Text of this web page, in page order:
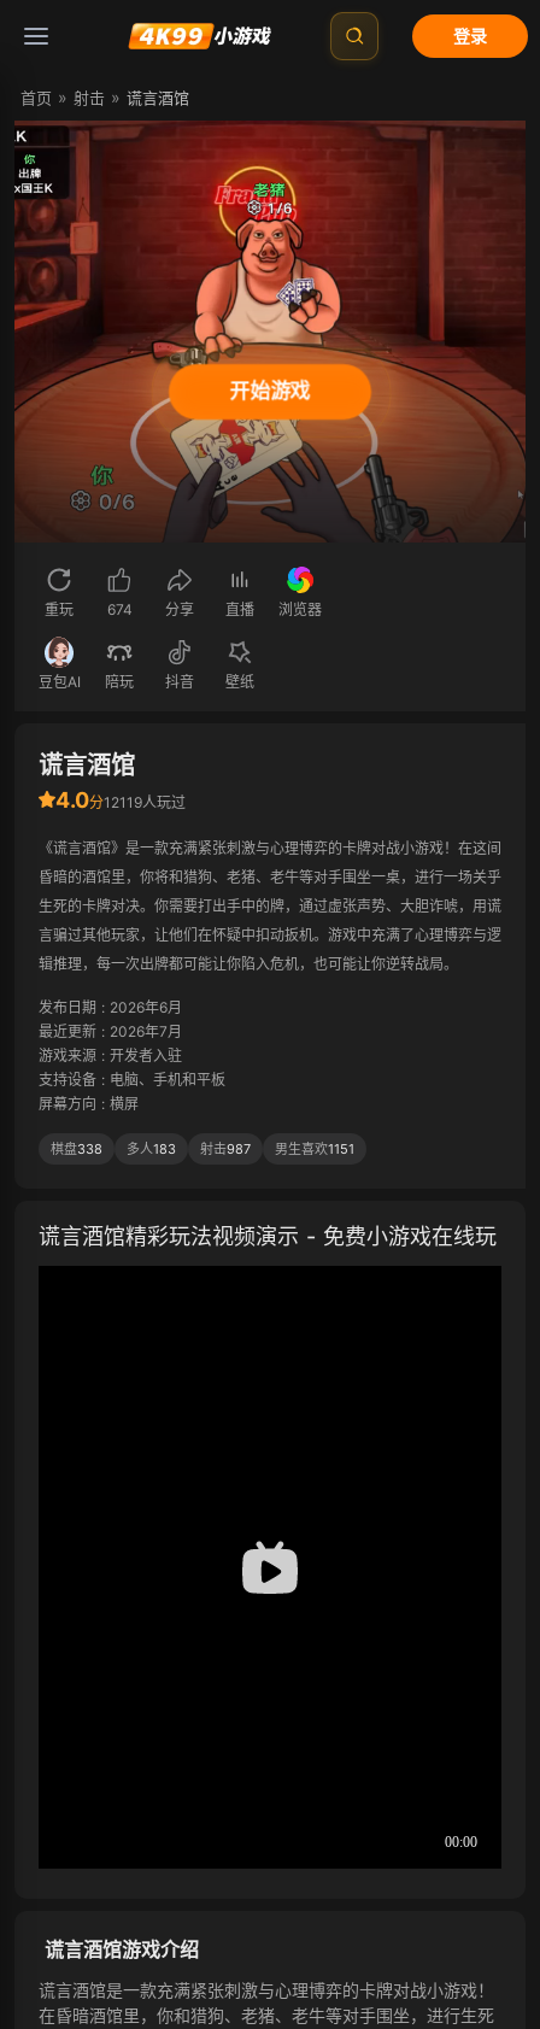
登录
首页 » 射击 » 谎言酒馆
开始游戏
重玩 674 分享 直播 浏览器
豆包AI 陪玩 抖音 壁纸
谎言酒馆
4.0分12119人玩过
《谎言酒馆》是一款充满紧张刺激与心理博弈的卡牌对战小游戏！在这间
昏暗的酒馆里，你将和猎狗、老猪、老牛等对手围坐一桌，进行一场关乎
生死的卡牌对决。你需要打出手中的牌，通过虚张声势、大胆诈唬，用谎
言骗过其他玩家，让他们在怀疑中扣动扳机。游戏中充满了心理博弈与逻
辑推理，每一次出牌都可能让你陷入危机，也可能让你逆转战局。
发布日期 : 2026年6月
最近更新 : 2026年7月
游戏来源 : 开发者入驻
支持设备 : 电脑、手机和平板
屏幕方向 : 横屏
棋盘338 多人183 射击987 男生喜欢1151
谎言酒馆精彩玩法视频演示 - 免费小游戏在线玩
谎言酒馆游戏介绍
谎言酒馆是一款充满紧张刺激与心理博弈的卡牌对战小游戏！
在昏暗酒馆里，你和猎狗、老猪、老牛等对手围坐，进行生死